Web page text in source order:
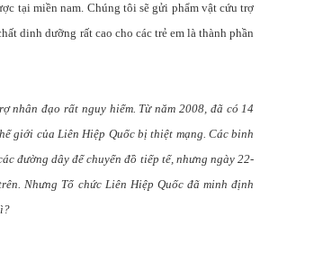
tại miền nam. Chúng tôi sẽ gửi phẩm vật cứu trợ
dinh dưỡng rất cao cho các trẻ em là thành phần
nhân đạo rất nguy hiểm. Từ năm 2008, đã có 14
giới của Liên Hiệp Quốc bị thiệt mạng. Các binh
đường dây để chuyển đồ tiếp tế, nhưng ngày 22-
Nhưng Tổ chức Liên Hiệp Quốc đã minh định